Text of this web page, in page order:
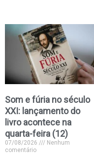
Som e fúria no século
XXI: lançamento do
livro acontece na
quarta-feira (12)
07/08/2026
Nenhum
comentário